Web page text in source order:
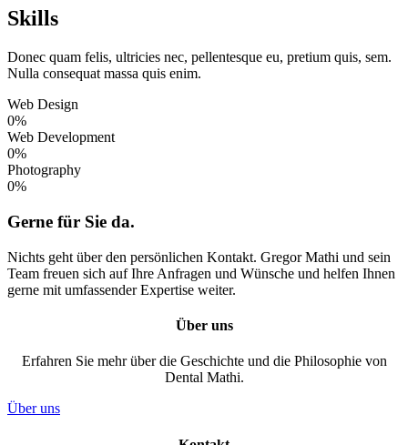
Skills
Donec quam felis, ultricies nec, pellentesque eu, pretium quis, sem.
Nulla consequat massa quis enim.
Web Design
0%
Web Development
0%
Photography
0%
Gerne für Sie da.
Nichts geht über den persönlichen Kontakt. Gregor Mathi und sein
Team freuen sich auf Ihre Anfragen und Wünsche und helfen Ihnen
gerne mit umfassender Expertise weiter.
Über uns
Erfahren Sie mehr über die Geschichte und die Philosophie von
Dental Mathi.
Über uns